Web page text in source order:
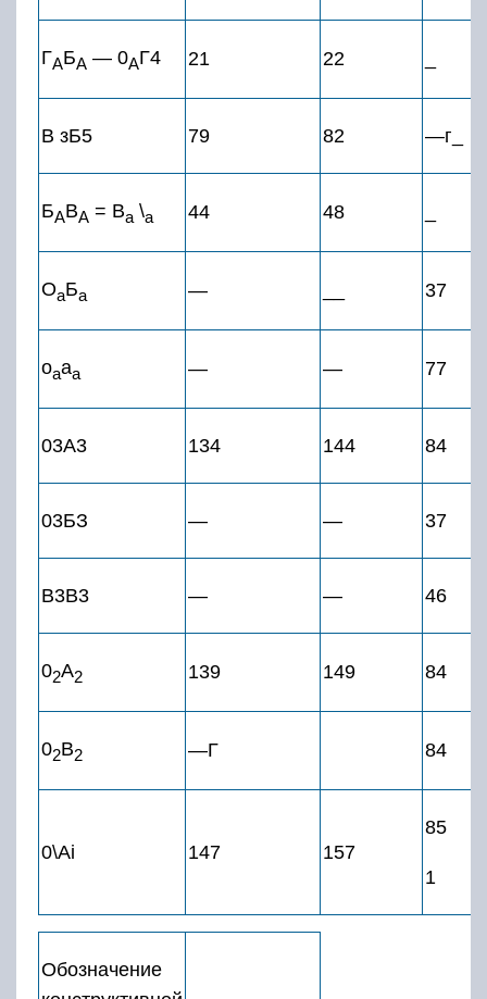
ГАБА — 0АГ4 21 22
В зБ5 79 82 —г_
БАВА = Ва \а 44 48
ОаБа — 37
оааа — — 77
03A3 134 144 84
03БЗ — — 37
B3B3 — — 46
02А2 139 149 84
02В2 —Г 84
0\Ai 147 157
85
1
Обозначение